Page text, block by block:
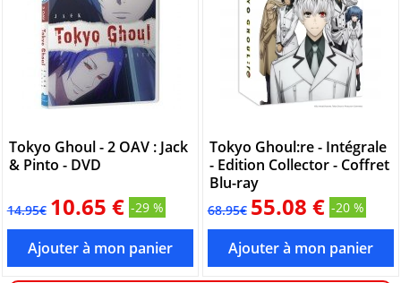
Tokyo Ghoul - 2 OAV : Jack
& Pinto - DVD
14.95€ 10.65 € -29 %
Tokyo Ghoul:re - Intégrale
- Edition Collector - Coffret
Blu-ray
68.95€ 55.08 € -20 %